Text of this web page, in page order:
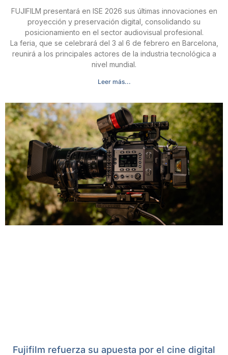
FUJIFILM presentará en ISE 2026 sus últimas innovaciones en
proyección y preservación digital, consolidando su
posicionamiento en el sector audiovisual profesional.
La feria, que se celebrará del 3 al 6 de febrero en Barcelona,
reunirá a los principales actores de la industria tecnológica a
nivel mundial.
Leer más...
Fujifilm refuerza su apuesta por el cine digital